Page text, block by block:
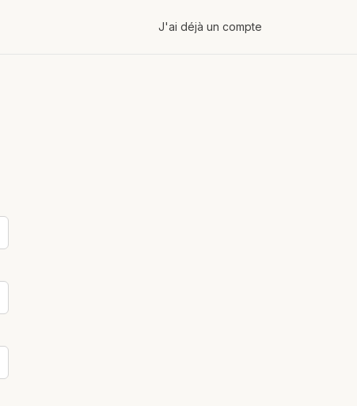
J'ai déjà un compte